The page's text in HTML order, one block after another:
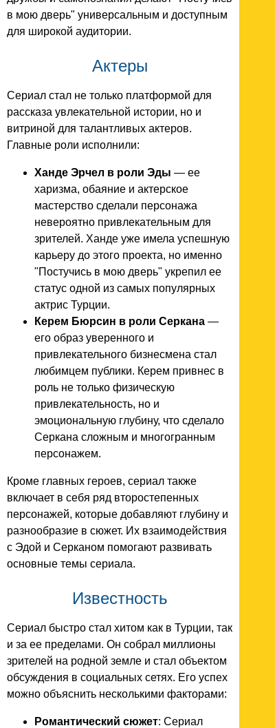
в мою дверь" универсальным и доступным
для широкой аудитории.
Актеры
Сериал стал не только платформой для
рассказа увлекательной истории, но и
витриной для талантливых актеров.
Главные роли исполнили:
Ханде Эрчел в роли Эды — ее
харизма, обаяние и актерское
мастерство сделали персонажа
невероятно привлекательным для
зрителей. Ханде уже имела успешную
карьеру до этого проекта, но именно
"Постучись в мою дверь" укрепил ее
статус одной из самых популярных
актрис Турции.
Керем Бюрсин в роли Серкана —
его образ уверенного и
привлекательного бизнесмена стал
любимцем публики. Керем привнес в
роль не только физическую
привлекательность, но и
эмоциональную глубину, что сделало
Серкана сложным и многогранным
персонажем.
Кроме главных героев, сериал также
включает в себя ряд второстепенных
персонажей, которые добавляют глубину и
разнообразие в сюжет. Их взаимодействия
с Эдой и Серканом помогают развивать
основные темы сериала.
Известность
Сериал быстро стал хитом как в Турции, так
и за ее пределами. Он собрал миллионы
зрителей на родной земле и стал объектом
обсуждения в социальных сетях. Его успех
можно объяснить несколькими факторами:
Романтический сюжет: Сериал